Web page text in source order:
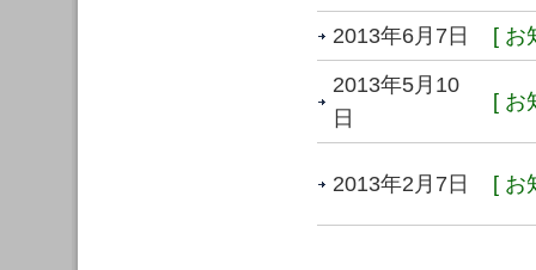
2013年6月7日 [ お
2013年5月10
日
[ お
2013年2月7日 [ お